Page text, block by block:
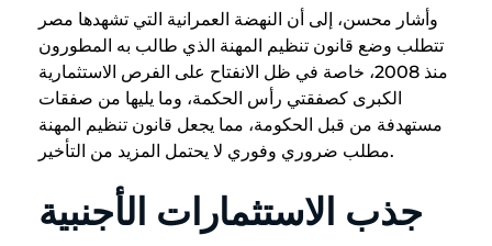
وأشار محسن، إلى أن النهضة العمرانية التي تشهدها مصر
تتطلب وضع قانون تنظيم المهنة الذي طالب به المطورون
منذ 2008، خاصة في ظل الانفتاح على الفرص الاستثمارية
الكبرى كصفقتي رأس الحكمة، وما يليها من صفقات
مستهدفة من قبل الحكومة، مما يجعل قانون تنظيم المهنة
مطلب ضروري وفوري لا يحتمل المزيد من التأخير.
جذب الاستثمارات الأجنبية